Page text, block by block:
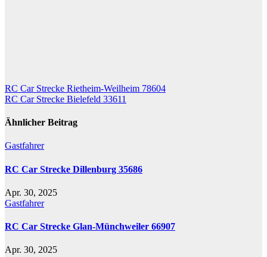
Beitragsnavigation
RC Car Strecke Rietheim-Weilheim 78604
RC Car Strecke Bielefeld 33611
Ähnlicher Beitrag
Gastfahrer
RC Car Strecke Dillenburg 35686
Apr. 30, 2025
Gastfahrer
RC Car Strecke Glan-Münchweiler 66907
Apr. 30, 2025